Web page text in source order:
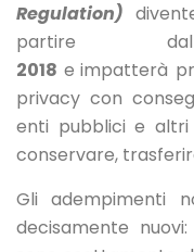
Regulation)
partire dal
2018 e impatterà
privacy con
enti pubblici e altri
conservare,
Gli adempimenti
decisamente